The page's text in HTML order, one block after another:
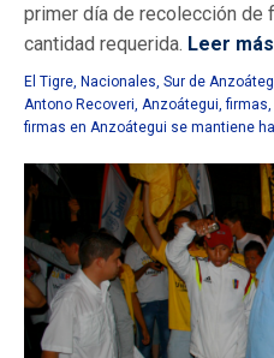
primer día de recolección de
cantidad requerida. Leer más
El Tigre, Nacionales, Sur de
Antono Recoveri, Anzoátegui,firmas,
firmas en Anzoátegui se mantiene